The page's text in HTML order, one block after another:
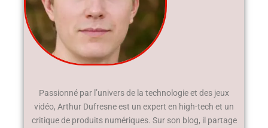
Passionné par l’univers de la technologie et des jeux
vidéo, Arthur Dufresne est un expert en high-tech et un
critique de produits numériques. Sur son blog, il partage